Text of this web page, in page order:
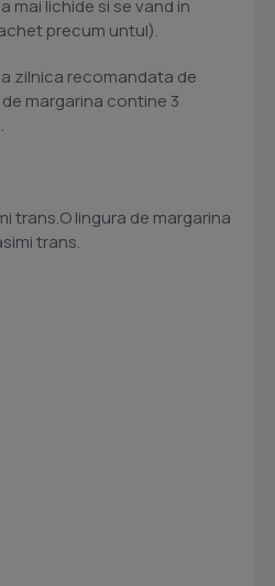
mai lichide si se vand in
precum untul).
zilnica recomandata de
margarina contine 3
trans.O lingura de margarina
trans.